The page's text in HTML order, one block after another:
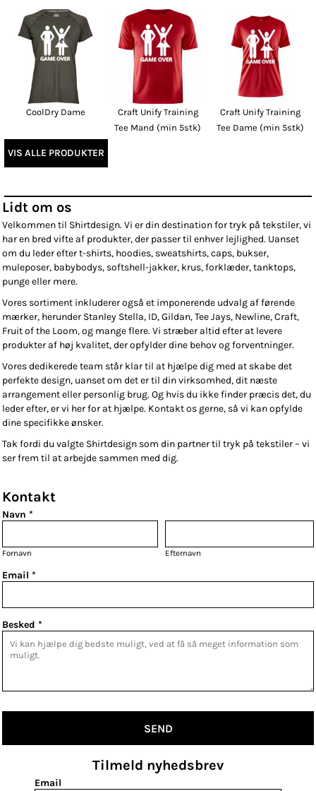
CoolDry Dame
Craft Unify Training
Tee Mand (min 5stk)
Craft Unify Training
Tee Dame (min 5stk)
VIS ALLE PRODUKTER
Lidt om os
Velkommen til Shirtdesign. Vi er din destination for tryk på tekstiler, vi
har en bred vifte af produkter, der passer til enhver lejlighed. Uanset
om du leder efter t-shirts, hoodies, sweatshirts, caps, bukser,
muleposer, babybodys, softshell-jakker, krus, forklæder, tanktops,
punge eller mere.
Vores sortiment inkluderer også et imponerende udvalg af førende
mærker, herunder Stanley Stella, ID, Gildan, Tee Jays, Newline, Craft,
Fruit of the Loom, og mange flere. Vi stræber altid efter at levere
produkter af høj kvalitet, der opfylder dine behov og forventninger.
Vores dedikerede team står klar til at hjælpe dig med at skabe det
perfekte design, uanset om det er til din virksomhed, dit næste
arrangement eller personlig brug. Og hvis du ikke finder præcis det, du
leder efter, er vi her for at hjælpe. Kontakt os gerne, så vi kan opfylde
dine specifikke ønsker.
Tak fordi du valgte Shirtdesign som din partner til tryk på tekstiler – vi
ser frem til at arbejde sammen med dig.
Kontakt
Navn *
Fornavn Efternavn
Email *
Besked *
SEND
Tilmeld nyhedsbrev
Email